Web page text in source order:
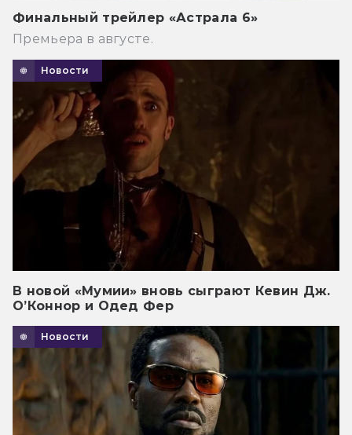
Финальный трейлер «Астрала 6»
Премьера в августе.
Новости
В новой «Мумии» вновь сыграют Кевин Дж.
О’Коннор и Одед Фер
Новости